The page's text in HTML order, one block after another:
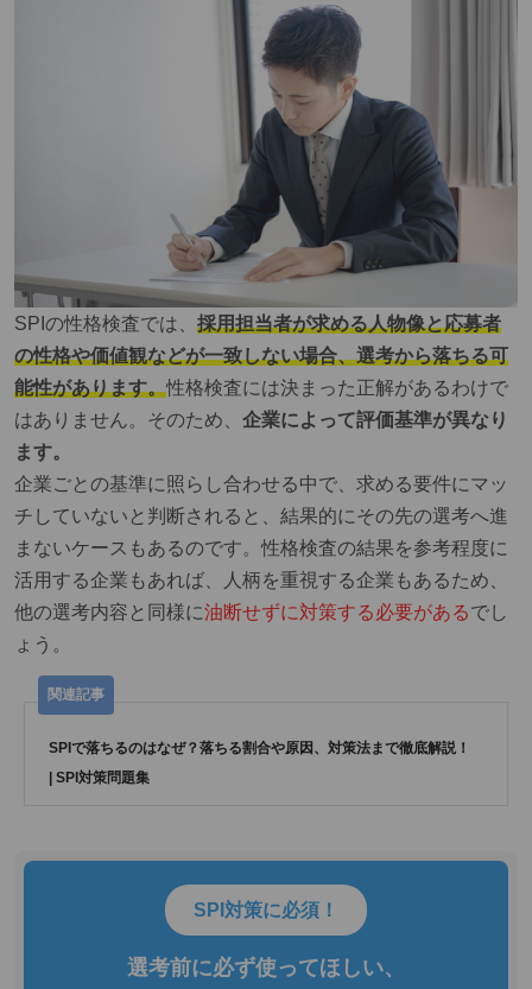
SPIの性格検査では、 採用担当者が求める人物像と応募者
の性格や価値観などが一致しない場合、選考から落ちる可
能性があります。性格検査には決まった正解があるわけで
はありません。そのため、 企業によって評価基準が異なり
ます。
企業ごとの基準に照らし合わせる中で、求める要件にマッ
チしていないと判断されると、結果的にその先の選考へ進
まないケースもあるのです。性格検査の結果を参考程度に
活用する企業もあれば、人柄を重視する企業もあるため、
他の選考内容と同様に油断せずに対策する必要があるでし
ょう。
SPIで落ちるのはなぜ？落ちる割合や原因、対策法まで徹底解説！
| SPI対策問題集
SPI対策に必須！
選考前に必ず使ってほしい、